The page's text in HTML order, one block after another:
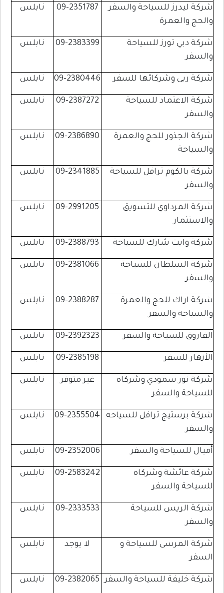
شركة ليدرز للسياحة والسفر
والحج والعمرة
09-2351787 نابلس
شركة دبي تورز للسياحة
والسفر
09-2383399 نابلس
شركة ربى وشركائها للسفر 09-2380446 نابلس
شركة الاعتماد للسياحة
والسفر
09-2387272 نابلس
شركة الجذور للحج والعمرة
والسياحة
09-2386890 نابلس
شركة بالكوم ترافل للسياحة
والسفر
09-2341885 نابلس
شركة المرداوي للتسويق
والاستثمار
09-2991205 نابلس
شركة وايت شارك للسياحة 09-2388793 نابلس
شركة السلطان للسياحة
والسفر
09-2381066 نابلس
شركة اراك للحج والعمرة
والسياحة والسفر
09-2388287 نابلس
الفاروق للسياحة والسفر 09-2392323 نابلس
الأزهار للسفر 09-2385198 نابلس
شركة نور سمودي وشركاه
للسياحة والسفر
غير متوفر نابلس
شركة برستيج ترافل للسياحه
والسفر
09-2355504 نابلس
أميال للسياحة والسفر 09-2352006 نابلس
شركة عائشة وشركاه
للسياحة والسفر
09-2583242 نابلس
شركة الريس للسياحة
والسفر
09-2333533 نابلس
شركة المرسى للسياحة و
السفر
لا يوجد نابلس
شركة خليفة للسياحة والسفر 09-2382065 نابلس